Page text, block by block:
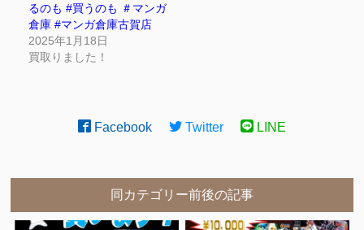
るのも #買うのも ＃マンガ
倉庫 #マンガ倉庫古賀店
2025年1月18日
買取りました！
Facebook Twitter LINE
同カテゴリー前後の記事